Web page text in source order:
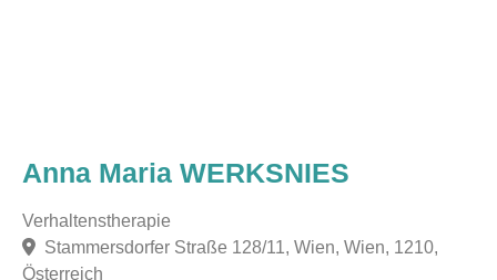
Anna Maria WERKSNIES
Verhaltenstherapie
Stammersdorfer Straße 128/11, Wien, Wien, 1210,
Österreich